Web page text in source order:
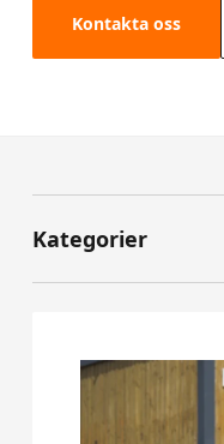
Kontakta oss
Kategorier